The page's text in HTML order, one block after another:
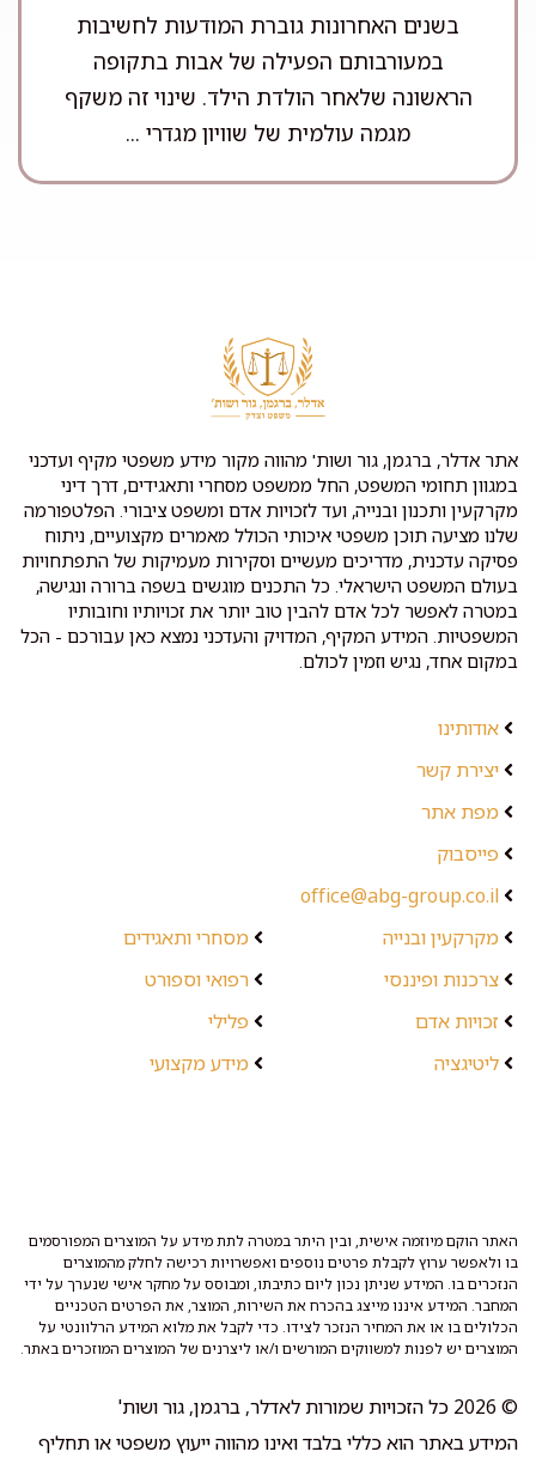
בשנים האחרונות גוברת המודעות לחשיבות
במעורבותם הפעילה של אבות בתקופה
הראשונה שלאחר הולדת הילד. שינוי זה משקף
מגמה עולמית של שוויון מגדרי ...
אתר אדלר, ברגמן, גור ושות' מהווה מקור מידע משפטי מקיף ועדכני
במגוון תחומי המשפט, החל ממשפט מסחרי ותאגידים, דרך דיני
מקרקעין ותכנון ובנייה, ועד לזכויות אדם ומשפט ציבורי. הפלטפורמה
שלנו מציעה תוכן משפטי איכותי הכולל מאמרים מקצועיים, ניתוח
פסיקה עדכנית, מדריכים מעשיים וסקירות מעמיקות של התפתחויות
בעולם המשפט הישראלי. כל התכנים מוגשים בשפה ברורה ונגישה,
במטרה לאפשר לכל אדם להבין טוב יותר את זכויותיו וחובותיו
המשפטיות. המידע המקיף, המדויק והעדכני נמצא כאן עבורכם - הכל
במקום אחד, נגיש וזמין לכולם.
אודותינו
יצירת קשר
מפת אתר
פייסבוק
office@abg-group.co.il
מקרקעין ובנייה
צרכנות ופיננסי
זכויות אדם
ליטיגציה
מסחרי ותאגידים
רפואי וספורט
פלילי
מידע מקצועי
האתר הוקם מיוזמה אישית, ובין היתר במטרה לתת מידע על המוצרים המפורסמים
בו ולאפשר ערוץ לקבלת פרטים נוספים ואפשרויות רכישה לחלק מהמוצרים
הנזכרים בו. המידע שניתן נכון ליום כתיבתו, ומבוסס על מחקר אישי שנערך על ידי
המחבר. המידע איננו מייצג בהכרח את השירות, המוצר, את הפרטים הטכניים
הכלולים בו או את המחיר הנזכר לצידו. כדי לקבל את מלוא המידע הרלוונטי על
המוצרים יש לפנות למשווקים המורשים ו/או ליצרנים של המוצרים המוזכרים באתר.
© 2026 כל הזכויות שמורות לאדלר, ברגמן, גור ושות'
המידע באתר הוא כללי בלבד ואינו מהווה ייעוץ משפטי או תחליף